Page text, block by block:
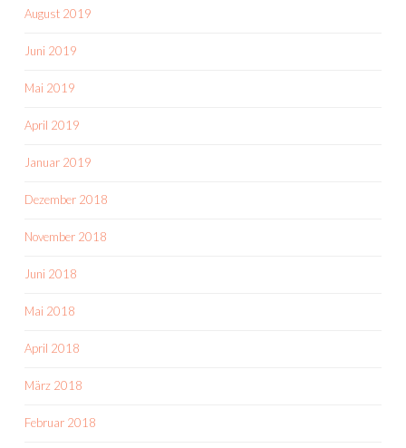
August 2019
Juni 2019
Mai 2019
April 2019
Januar 2019
Dezember 2018
November 2018
Juni 2018
Mai 2018
April 2018
März 2018
Februar 2018